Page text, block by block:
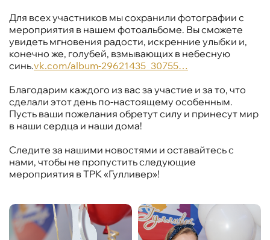
Для всех участников мы сохранили фотографии с
мероприятия в нашем фотоальбоме. Вы сможете
увидеть мгновения радости, искренние улыбки и,
конечно же, голубей, взмывающих в небесную
синь.vk.com/album-29621435_30755…
Благодарим каждого из вас за участие и за то, что
сделали этот день по-настоящему особенным.
Пусть ваши пожелания обретут силу и принесут мир
в наши сердца и наши дома!
Следите за нашими новостями и оставайтесь с
нами, чтобы не пропустить следующие
мероприятия в ТРК «Гулливер»!